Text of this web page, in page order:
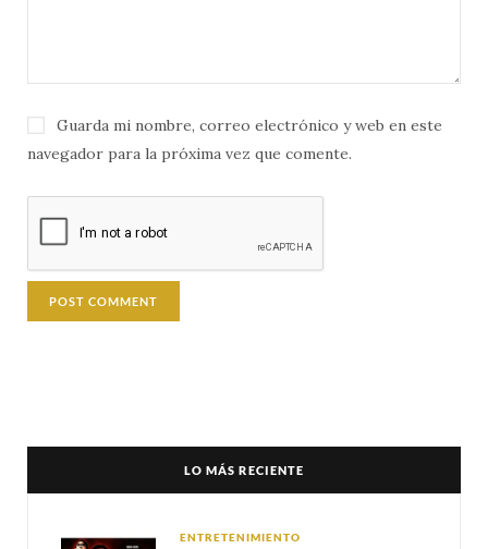
Guarda mi nombre, correo electrónico y web en este
navegador para la próxima vez que comente.
LO MÁS RECIENTE
ENTRETENIMIENTO